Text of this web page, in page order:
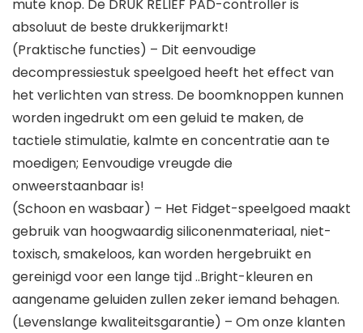
mute knop. De DRUK RELIEF PAD-controller is
absoluut de beste drukkerijmarkt!
(Praktische functies) – Dit eenvoudige
decompressiestuk speelgoed heeft het effect van
het verlichten van stress. De boomknoppen kunnen
worden ingedrukt om een ​​geluid te maken, de
tactiele stimulatie, kalmte en concentratie aan te
moedigen; Eenvoudige vreugde die
onweerstaanbaar is!
(Schoon en wasbaar) – Het Fidget-speelgoed maakt
gebruik van hoogwaardig siliconenmateriaal, niet-
toxisch, smakeloos, kan worden hergebruikt en
gereinigd voor een lange tijd ..Bright-kleuren en
aangename geluiden zullen zeker iemand behagen.
(Levenslange kwaliteitsgarantie) – Om onze klanten